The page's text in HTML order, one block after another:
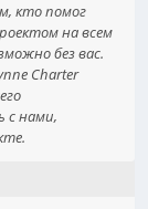
кто помог
на всем
без вас.
Charter
с нами,